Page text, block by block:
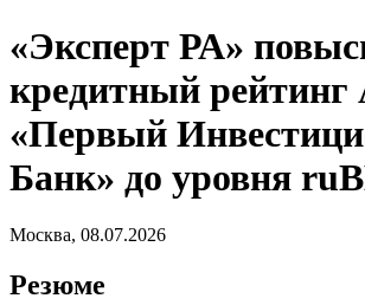
«Эксперт РА»
кредитный
«Первый
Банк» до уровня
Москва, 08.07.2026
Резюме